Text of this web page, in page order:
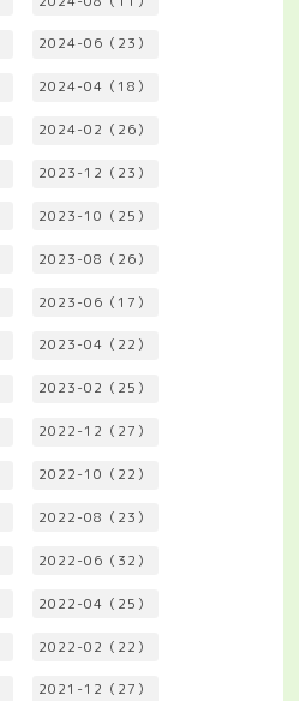
2024-06（23）
2024-04（18）
2024-02（26）
2023-12（23）
2023-10（25）
2023-08（26）
2023-06（17）
2023-04（22）
2023-02（25）
2022-12（27）
2022-10（22）
2022-08（23）
2022-06（32）
2022-04（25）
2022-02（22）
2021-12（27）